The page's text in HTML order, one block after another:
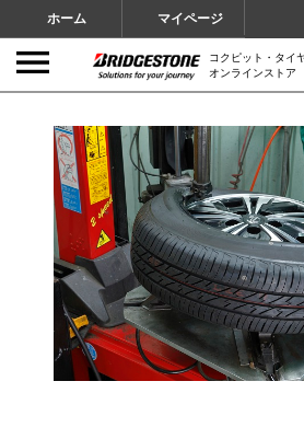
ホーム マイページ
コクピット・タイ
オンラインストア